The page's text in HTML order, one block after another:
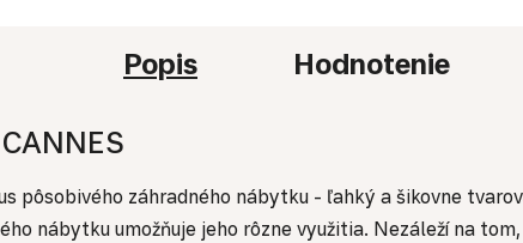
Popis Hodnotenie
pôsobivého záhradného nábytku - ľahký a šikovne
nábytku umožňuje jeho rôzne využitia. Nezáleží na